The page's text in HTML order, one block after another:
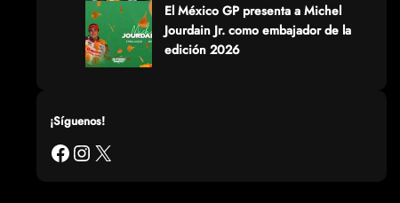
El México GP presenta a Michel
Jourdain Jr. como embajador de la
edición 2026
¡Síguenos!
Facebook Instagram X